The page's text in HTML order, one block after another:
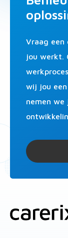
Vraag een
jou werkt.
wij jou een
nemen we
Site
footer